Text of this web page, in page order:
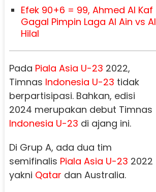
Efek 90+6 = 99, Ahmed Al Kaf
Gagal Pimpin Laga Al Ain vs Al
Hilal
Pada Piala Asia U-23 2022,
Timnas Indonesia U-23 tidak
berpartisipasi. Bahkan, edisi
2024 merupakan debut Timnas
Indonesia U-23 di ajang ini.
Di Grup A, ada dua tim
semifinalis Piala Asia U-23 2022
yakni Qatar dan Australia.